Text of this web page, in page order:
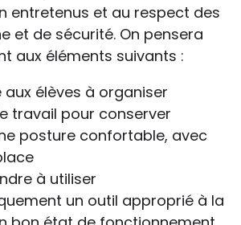
entretenus et au respect des
et de sécurité. On pensera
aux éléments suivants :
élèves à organiser
travail pour conserver
posture confortable, avec
à utiliser
un outil approprié à la